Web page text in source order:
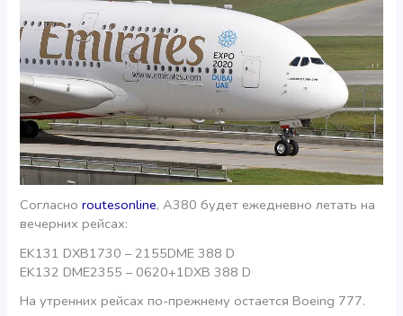
Согласноroutesonline, A380 будет ежедневно летать на
вечерних рейсах:
EK131 DXB1730 – 2155DME 388 D
EK132 DME2355 – 0620+1DXB 388 D
На утренних рейсах по-прежнему остается Boeing 777.